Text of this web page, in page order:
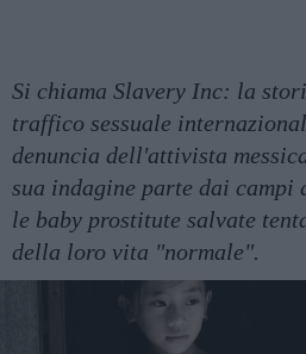
Si chiama Slavery Inc: la
traffico sessuale
denuncia dell'attivista
sua indagine parte dai campi
le baby prostitute salvate
della loro vita "normale".